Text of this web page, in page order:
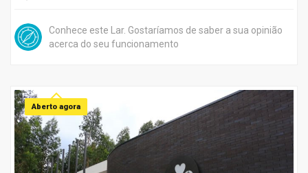
Conhece este Lar. Gostaríamos de saber a sua opinião
acerca do seu funcionamento
Aberto agora